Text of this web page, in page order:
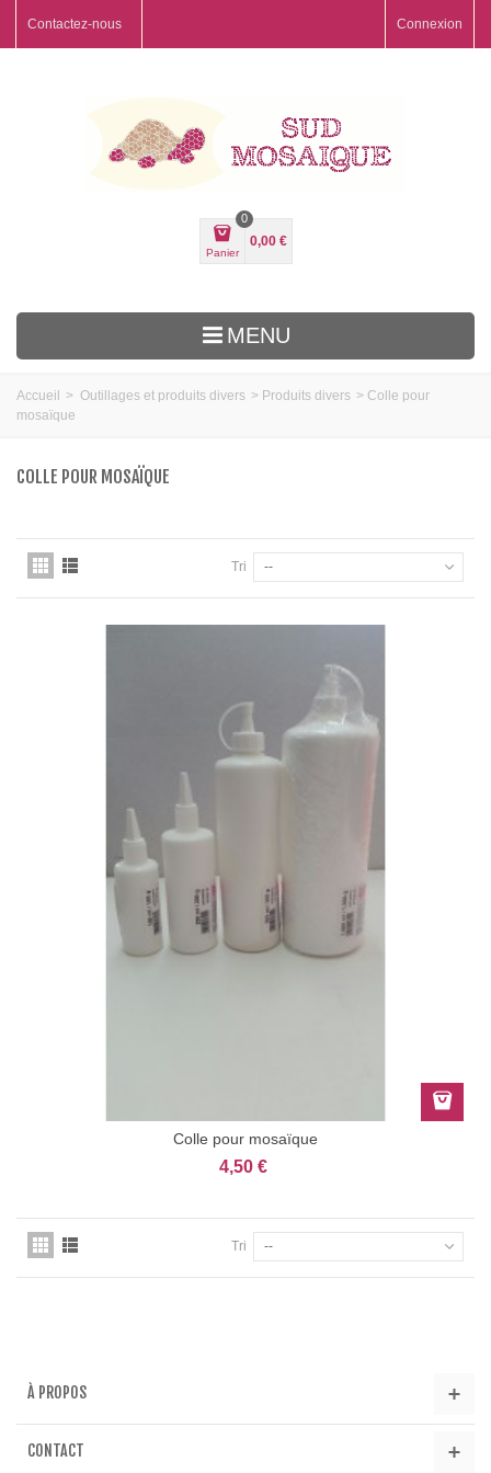
Contactez-nous Connexion
Panier
0
0,00 €
MENU
Accueil > Outillages et produits divers > Produits divers > Colle pour
mosaïque
COLLE POUR MOSAÏQUE
Tri --
Colle pour mosaïque
4,50 €
Tri --
À PROPOS
CONTACT